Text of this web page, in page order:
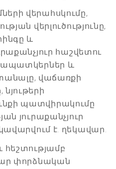
վերահսկումը,
վերլուծությունը,
և
հաշվետու
և
վաճառքի
պատվիրակումը
յուրաքանչյուր
է. ղեկավար.
փորձնական